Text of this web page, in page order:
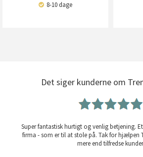
8-10 dage
Det siger kunderne om
Super fantastisk hurtigt og venlig betjening.
firma - som er til at stole på. Tak for hjælpen
mere end tilfredse